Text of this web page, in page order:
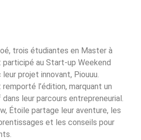
trois étudiantes en Master à
participé au Start-up Weekend
projet innovant, Piouuu.
l’édition, marquant un
leur parcours entrepreneurial.
Étoile partage leur aventure, les
et les conseils pour